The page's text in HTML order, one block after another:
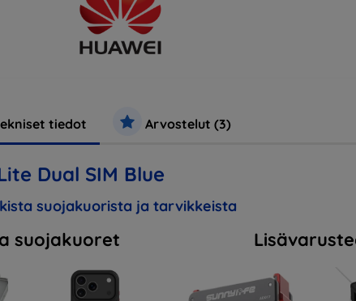
tiedot Arvostelut (3)
Dual SIM Blue
suojakuorista ja tarvikkeista
suojakuoret